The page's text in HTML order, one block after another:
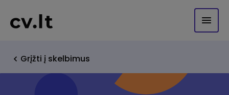
Grįžti į skelbimus